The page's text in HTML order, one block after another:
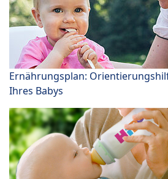
Ernährungsplan:
Ihres Babys